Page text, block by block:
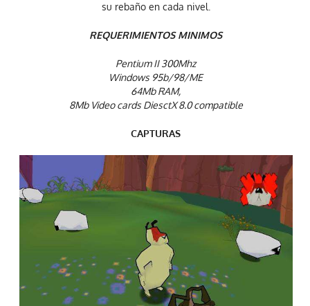
su rebaño en cada nivel.
REQUERIMIENTOS MINIMOS
Pentium II 300Mhz
Windows 95b/98/ME
64Mb RAM,
8Mb Video cards DiesctX 8.0 compatible
CAPTURAS